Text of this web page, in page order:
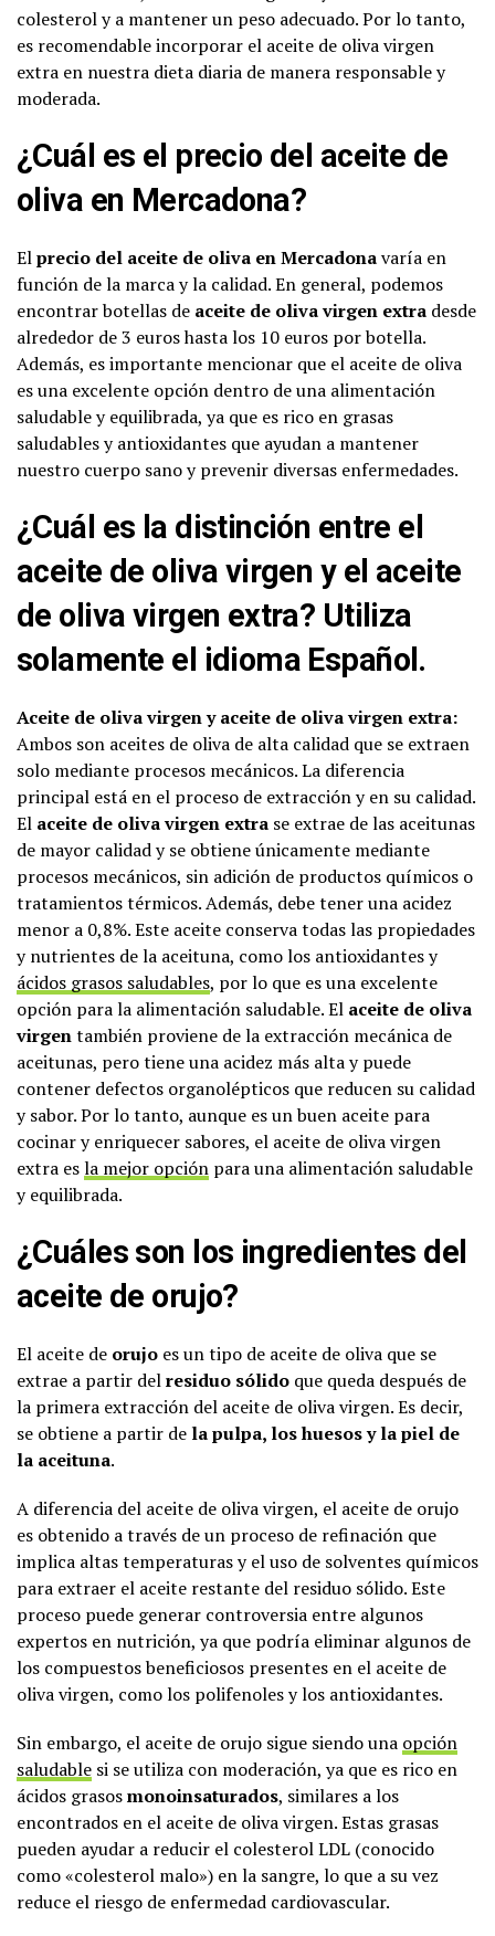
colesterol y a mantener un peso adecuado. Por lo tanto,
es recomendable incorporar el aceite de oliva virgen
extra en nuestra dieta diaria de manera responsable y
moderada.
¿Cuál es el precio del aceite de
oliva en Mercadona?
Elprecio del aceite de oliva en Mercadonavaría en
función de la marca y la calidad. En general, podemos
encontrar botellas de aceite de oliva virgen extra desde
alrededor de 3 euros hasta los 10 euros por botella.
Además, es importante mencionar que el aceite de oliva
es una excelente opción dentro de una alimentación
saludable y equilibrada, ya que es rico en grasas
saludables y antioxidantes que ayudan a mantener
nuestro cuerpo sano y prevenir diversas enfermedades.
¿Cuál es la distinción entre el
aceite de oliva virgen y el aceite
de oliva virgen extra? Utiliza
solamente el idioma Español.
Aceite de oliva virgen y aceite de oliva virgen extra:
Ambos son aceites de oliva de alta calidad que se extraen
solo mediante procesos mecánicos. La diferencia
principal está en el proceso de extracción y en su calidad.
El aceite de oliva virgen extra se extrae de las aceitunas
de mayor calidad y se obtiene únicamente mediante
procesos mecánicos, sin adición de productos químicos o
tratamientos térmicos. Además, debe tener una acidez
menor a 0,8%. Este aceite conserva todas las propiedades
y nutrientes de la aceituna, como los antioxidantes y
ácidos grasos saludables, por lo que es una excelente
opción para la alimentación saludable. El aceite de oliva
virgentambién proviene de la extracción mecánica de
aceitunas, pero tiene una acidez más alta y puede
contener defectos organolépticos que reducen su calidad
y sabor. Por lo tanto, aunque es un buen aceite para
cocinar y enriquecer sabores, el aceite de oliva virgen
extra esla mejor opción para una alimentación saludable
y equilibrada.
¿Cuáles son los ingredientes del
aceite de orujo?
El aceite de orujo es un tipo de aceite de oliva que se
extrae a partir delresiduo sólido que queda después de
la primera extracción del aceite de oliva virgen. Es decir,
se obtiene a partir de la pulpa, los huesos y la piel de
la aceituna.
A diferencia del aceite de oliva virgen, el aceite de orujo
es obtenido a través de un proceso de refinación que
implica altas temperaturas y el uso de solventes químicos
para extraer el aceite restante del residuo sólido. Este
proceso puede generar controversia entre algunos
expertos en nutrición, ya que podría eliminar algunos de
los compuestos beneficiosos presentes en el aceite de
oliva virgen, como los polifenoles y los antioxidantes.
Sin embargo, el aceite de orujo sigue siendo una opción
saludable si se utiliza con moderación, ya que es rico en
ácidos grasosmonoinsaturados, similares a los
encontrados en el aceite de oliva virgen. Estas grasas
pueden ayudar a reducir el colesterol LDL (conocido
como «colesterol malo») en la sangre, lo que a su vez
reduce el riesgo de enfermedad cardiovascular.